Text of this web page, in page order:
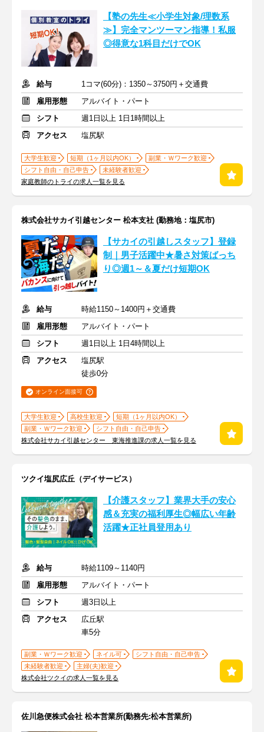
【塾の先生≪小学生対象/理数系
≫】完全マンツーマン指導！私服
◎得意な1科目だけでOK
給与
1コマ(60分)：1350～3750円＋交通費
雇用形態
アルバイト・パート
シフト
週1日以上 1日1時間以上
アクセス
塩尻駅
大学生歓迎 短期（1ヶ月以内OK）
副業・Ｗワーク歓迎
シフト自由・自己申告
未経験者歓迎
家庭教師のトライの求人一覧を見る
株式会社サカイ引越センター 松本支社 (勤務地：塩尻市)
【サカイの引越しスタッフ】登録
制｜男子活躍中★暑さ対策ばっち
り◎週1～＆夏だけ短期OK
給与
時給1150～1400円＋交通費
雇用形態
アルバイト・パート
シフト
週1日以上 1日4時間以上
アクセス
塩尻駅
徒歩0分
オンライン面接可
大学生歓迎 高校生歓迎
短期（1ヶ月以内OK）
副業・Ｗワーク歓迎
シフト自由・自己申告
株式会社サカイ引越センター 東海推進課の求人一覧を見る
ツクイ塩尻広丘（デイサービス）
【介護スタッフ】業界大手の安心
感＆充実の福利厚生◎幅広い年齢
活躍★正社員登用あり
給与
時給1109～1140円
雇用形態
アルバイト・パート
シフト
週3日以上
アクセス
広丘駅
車5分
副業・Ｗワーク歓迎 ネイル可
シフト自由・自己申告
未経験者歓迎
主婦(夫)歓迎
株式会社ツクイの求人一覧を見る
佐川急便株式会社 松本営業所(勤務先:松本営業所)